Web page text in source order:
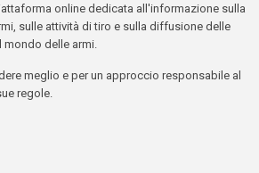
online dedicata all'informazione sulla
sulle attività di tiro e sulla diffusione delle
mondo delle armi.
meglio e per un approccio responsabile al
regole.